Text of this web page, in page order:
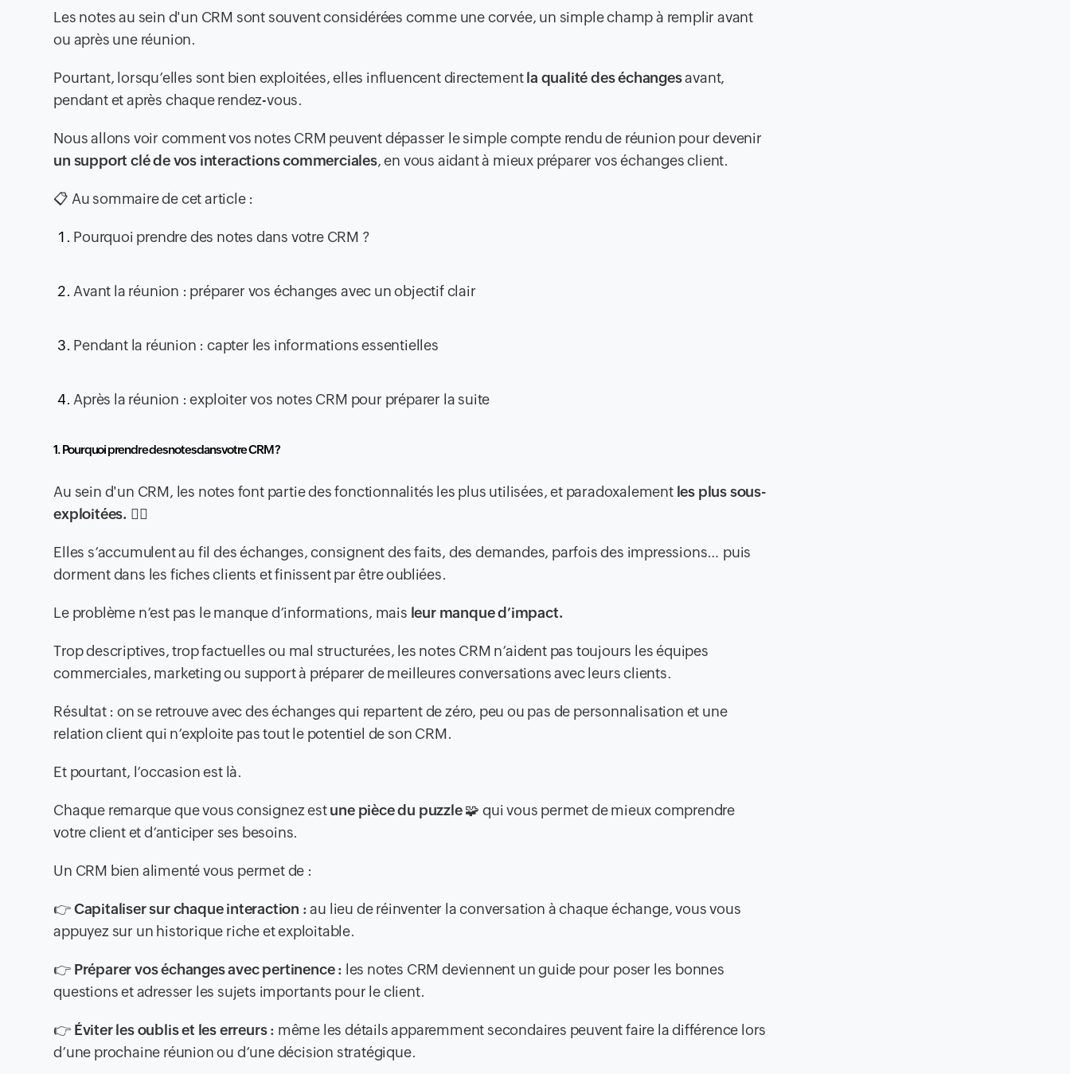
Les notes au sein d'un CRM sont souvent considérées comme une corvée, un simple champ à remplir avant
ou après une réunion.
Pourtant, lorsqu’elles sont bien exploitées, elles influencent directementla qualité des échangesavant,
pendant et après chaque rendez-vous.
Nous allons voir comment vos notes CRM peuvent dépasser le simple compte rendu de réunion pour devenir
un support clé de vos interactions commerciales, en vous aidant à mieux préparer vos échanges client.
📋 Au sommaire de cet article :
Pourquoi prendre des notes dans votre CRM ?
Avant la réunion : préparer vos échanges avec un objectif clair
Pendant la réunion : capter les informations essentielles
Après la réunion : exploiter vos notes CRM pour préparer la suite
1. Pourquoi prendre des notes dans votre CRM ?
Au sein d'un CRM, les notes font partie des fonctionnalités les plus utilisées, et paradoxalementles plus sous-
exploitées. 🤷‍♂️
Elles s’accumulent au fil des échanges, consignent des faits, des demandes, parfois des impressions… puis
dorment dans les fiches clients et finissent par être oubliées.
Le problème n’est pas le manque d’informations, mais leur manque d’impact.
Trop descriptives, trop factuelles ou mal structurées, les notes CRM n’aident pas toujours les équipes
commerciales, marketing ou support à préparer de meilleures conversations avec leurs clients.
Résultat : on se retrouve avec des échanges qui repartent de zéro, peu ou pas de personnalisation et une
relation client qui n’exploite pas tout le potentiel de son CRM.
Et pourtant, l’occasion est là.
Chaque remarque que vous consignez estune pièce du puzzle🧩 qui vous permet de mieux comprendre
votre client et d’anticiper ses besoins.
Un CRM bien alimenté vous permet de :
👉Capitaliser sur chaque interaction :au lieu de réinventer la conversation à chaque échange, vous vous
appuyez sur un historique riche et exploitable.
👉 Préparer vos échanges avec pertinence : les notes CRM deviennent un guide pour poser les bonnes
questions et adresser les sujets importants pour le client.
👉 Éviter les oublis et les erreurs : même les détails apparemment secondaires peuvent faire la différence lors
d’une prochaine réunion ou d’une décision stratégique.